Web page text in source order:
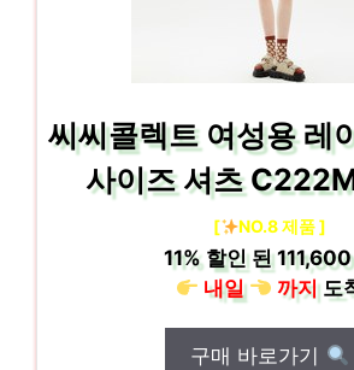
씨씨콜렉트 여성용 레
사이즈 셔츠
[ NO.8 제품 ]
11%할인 된
내일
까지도
구매 바로가기